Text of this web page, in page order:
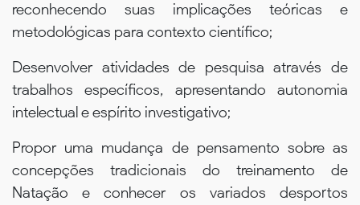
reconhecendo suas implicações teóricas e
metodológicas para contexto científico;
Desenvolver atividades de pesquisa através de
trabalhos específicos, apresentando autonomia
intelectual e espírito investigativo;
Propor uma mudança de pensamento sobre as
concepções tradicionais do treinamento de
Natação e conhecer os variados desportos